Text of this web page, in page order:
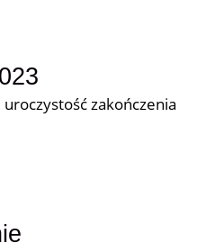
zakończenia